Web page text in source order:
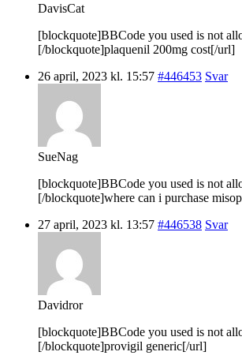
DavisCat
[blockquote]BBCode you used is not
[/blockquote]plaquenil 200mg cost[/url]
26 april, 2023 kl. 15:57 #446453 Svar
SueNag
[blockquote]BBCode you used is not
[/blockquote]where can i purchase
27 april, 2023 kl. 13:57 #446538 Svar
Davidror
[blockquote]BBCode you used is not
[/blockquote]provigil generic[/url]